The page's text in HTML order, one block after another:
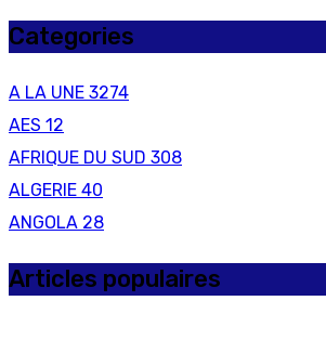
Categories
A LA UNE 3274
AES 12
AFRIQUE DU SUD 308
ALGERIE 40
ANGOLA 28
Articles populaires